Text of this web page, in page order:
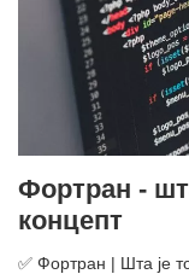
Фортран -
концепт
✅ Фортран | Шта је